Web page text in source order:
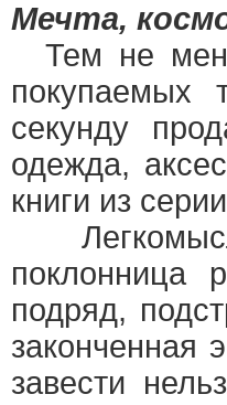
Мечта,
Тем не
секунду
одежда,
книги из
поклонница
подряд,
законченная
завести